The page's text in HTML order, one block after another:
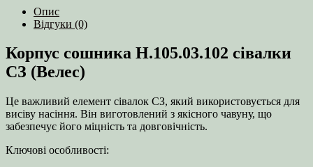
(Велес)
кількість
Опис
Відгуки (0)
Корпус сошника Н.105.03.102 сівалки
СЗ (Велес)
Це важливий елемент сівалок СЗ, який використовується для
висіву насіння. Він виготовлений з якісного чавуну, що
забезпечує його міцність та довговічність.
Ключові особливості: